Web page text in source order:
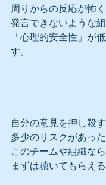
周りからの反応が怖
発言できないような組
「心理的安全性」が
す。
自分の意見を押し殺す
多少のリスクがあった
このチームや組織なら
まずは聴いてもらえ